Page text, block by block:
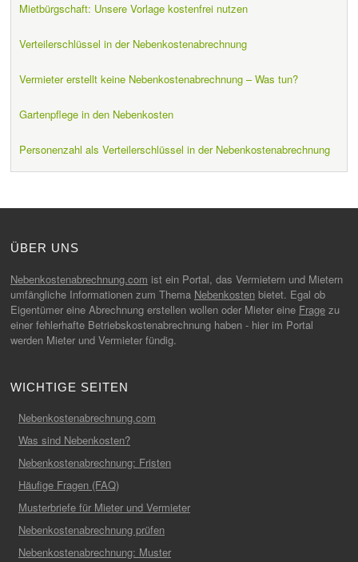
Mietbürgschaft: Unsere Vorlage kostenfrei nutzen
Verteilerschlüssel in der Nebenkostenabrechnung
Vermieter erstellt keine Nebenkostenabrechnung – Was tun?
Gartenpflege in den Nebenkosten
Personenzahl als Verteilerschlüssel in der Nebenkostenabrechnung
ÜBER UNS
Nebenkostenabrechnung.com ist ein Portal, das Vermietern und Mietern
umfängliche Informationen zum Thema Nebenkosten bietet. Egal ob
Eigentümer eine Abrechnung erstellen wollen oder Mieter eine Frage zu
einer fehlerhafte Betriebskostenabrechnung haben - hier im Portal
werden Mieter und Vermieter fündig.
WICHTIGE SEITEN
Nebenkostenabrechnung.com
Was sind Nebenkosten?
Nebenkostenabrechnung: Fristen
Häufige Fragen (FAQ)
Musterbriefe für Mieter und Vermieter
Nebenkostenabrechnung prüfen
Nebenkostenabrechnung: Muster